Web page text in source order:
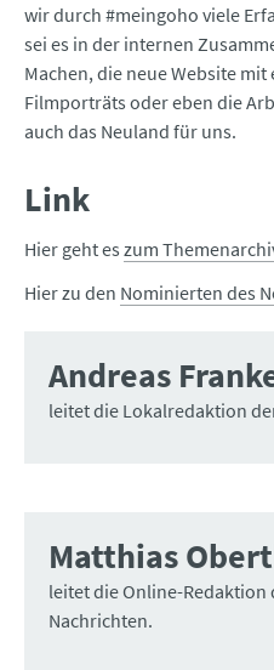
wir durch #meingoho viele
sei es in der internen
Machen, die neue Website
Filmporträts oder eben die
auch das Neuland für uns.
Link
Hier geht es zum
Hier zu den Nominierten des
Andreas
leitet die Lokalredaktion
Matthias
leitet die Online-Redaktion
Nachrichten.